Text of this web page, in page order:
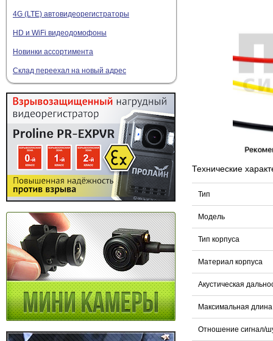
4G (LTE) автовидеорегистраторы
HD и WiFi видеодомофоны
Новинки ассортимента
Склад переехал на новый адрес
Технические
Тип
Модель
Тип корпуса
Материал корпуса
Акустическая
Максимальная
Отношение сигнал/